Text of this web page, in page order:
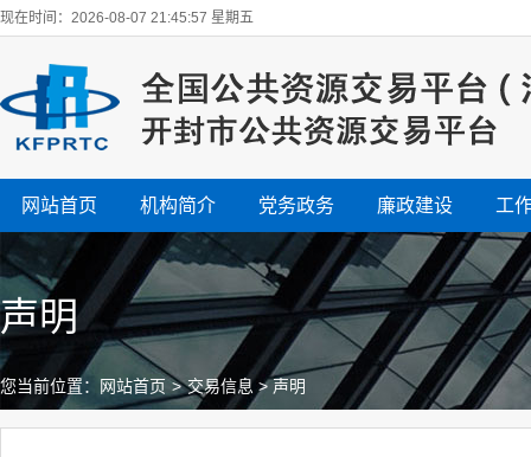
现在时间：2026-08-07 21:45:57 星期五
网站首页 机构简介 党务政务 廉政建设 工
声明
您当前位置： 网站首页 > 交易信息 >声明